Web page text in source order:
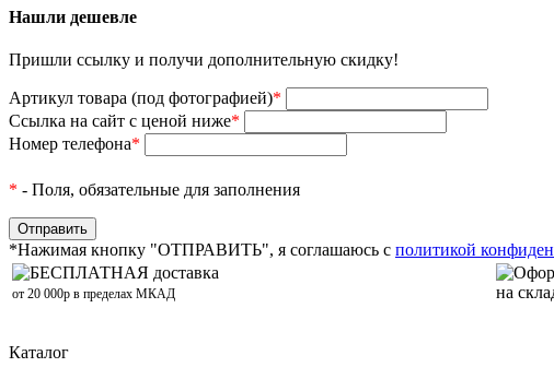
Нашли дешевле
Пришли ссылку и получи дополнительную скидку!
Артикул товара (под фотографией)*
Ссылка на сайт с ценой ниже*
Номер телефона*
* - Поля, обязательные для заполнения
*Нажимая кнопку "ОТПРАВИТЬ", я соглашаюсь с политикой
БЕСПЛАТНАЯ доставка
от 20 000р в пределах МКАД
на
Каталог